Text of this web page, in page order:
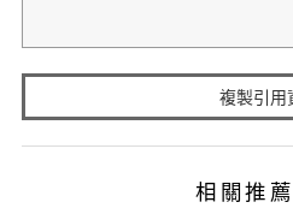
複製引用
相關推